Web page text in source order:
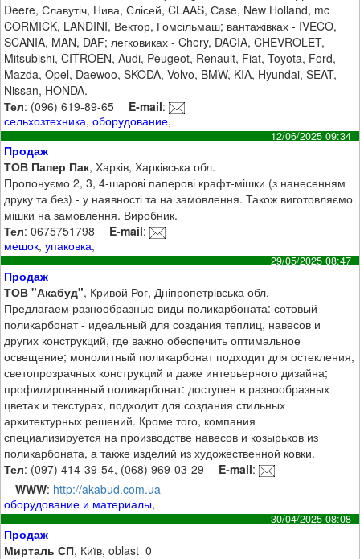
Deere, Славутіч, Нива, Єлісей, CLAAS, Сase, New Holland, mc
CORMICK, LANDINI, Вектор, Гомсільмаш; вантажівках - IVECO,
SCANIA, MAN, DAF; легковиках - Chery, DACIA, CHEVROLET,
Mitsubishi, CITROEN, Audi, Peugeot, Renault, Fiat, Toyota, Ford,
Mazda, Opel, Daewoo, SKODA, Volvo, BMW, KIA, Hyundai, SEAT,
Nissan, HONDA.
Тел: (096) 619-89-65 E-mail:
сельхозтехника,оборудование,
12/06/2025 09:34
Продаж
ТОВ Папер Пак, Харків, Харківська обл.
Пропонуємо 2, 3, 4-шарові паперові крафт-мішки (з нанесенням
друку та без) - у наявності та на замовлення. Також виготовляємо
мішки на замовлення. Виробник.
Тел: 0675751798 E-mail:
мешок,упаковка,
29/05/2025 08:47
Продаж
ТОВ "Акабуд", Кривой Рог, Дніпропетрівська обл.
Предлагаем разнообразные виды поликарбоната: сотовый
поликарбонат - идеальный для создания теплиц, навесов и
других конструкций, где важно обеспечить оптимальное
освещение; монолитный поликарбонат подходит для остекления,
светопрозрачных конструкций и даже интерьерного дизайна;
профилированный поликарбонат: доступен в разнообразных
цветах и текстурах, подходит для создания стильных
архитектурных решений. Кроме того, компания
специализируется на производстве навесов и козырьков из
поликарбоната, а также изделий из художественной ковки.
Тел: (097) 414-39-54, (068) 969-03-29 E-mail:
WWW: http://akabud.com.ua
оборудование и материалы,
30/04/2025 08:08
Продаж
Мирталь СП, Київ, oblast_0